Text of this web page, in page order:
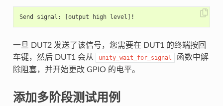
一旦 DUT2 发送了该信号，您需要在 DUT1 的终端按回
车键，然后 DUT1 会从
unity_wait_for_signal
函数中解
除阻塞，并开始更改 GPIO 的电平。
添加多阶段测试用例